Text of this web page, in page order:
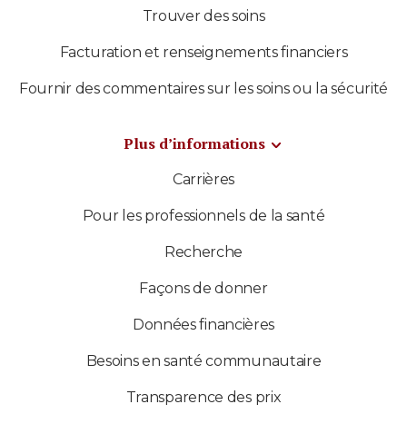
Trouver des soins
Facturation et renseignements financiers
Fournir des commentaires sur les soins ou la sécurité
Plus d’informations
Carrières
Pour les professionnels de la santé
Recherche
Façons de donner
Données financières
Besoins en santé communautaire
Transparence des prix